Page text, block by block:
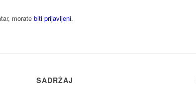
morate biti prijavljeni.
SADRŽAJ